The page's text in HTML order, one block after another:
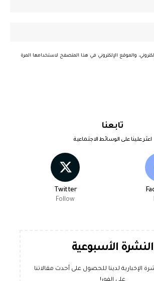
والموقع الإلكتروني في هذا المتصفح لاستخدامها المرة
تابعنا
اعثر علينا على الوسائط الاجتماعية
Twitter
Follow
النشرة الأسبوعية
الإخبارية لدينا للحصول على أحدث مقالاتنا